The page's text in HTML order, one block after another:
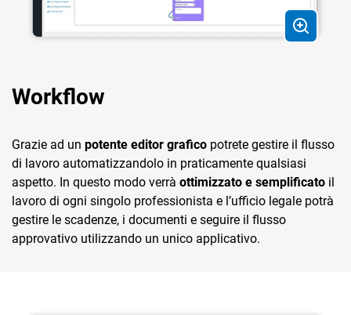
Workflow
Grazie ad un potente editor grafico potrete gestire il flusso
di lavoro automatizzandolo in praticamente qualsiasi
aspetto. In questo modo verrà ottimizzato e semplificato il
lavoro di ogni singolo professionista e l’ufficio legale potrà
gestire le scadenze, i documenti e seguire il flusso
approvativo utilizzando un unico applicativo.